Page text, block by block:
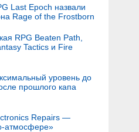
Last Epoch назвали
Rage of the Frostborn
RPG Beaten Path,
Tactics и Fire
уровень до
прошлого капа
Repairs —
атмосфере»